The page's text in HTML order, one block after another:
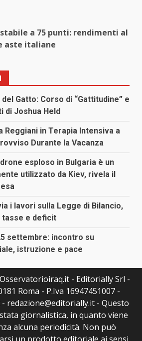
a 75 punti: rendimenti al
aste italiane
Gatto: Corso di “Gattitudine” e
di Joshua Held
Reggiani in Terapia Intensiva a
Durante la Vacanza
esploso in Bulgaria è un
utilizzato da Kiev, rivela il
i lavori sulla Legge di Bilancio,
tasse e deficit
settembre: incontro su
istruzione e pace
- Editorially Srl -
Roma - P.Iva 16947451007 -
redazione@editorially.it - Questo
giornalistica, in quanto viene
alcuna periodicità. Non può